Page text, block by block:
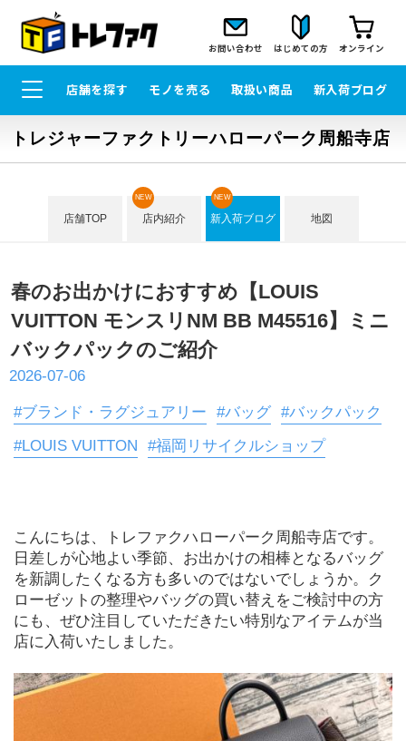
お問い合わせ はじめての方 オンライン
店舗を探す モノを売る 取扱い商品 新入荷ブログ
トレジャーファクトリーハローパーク周船寺店
店舗TOP 店内紹介
NEW
新入荷ブログ
NEW
地図
春のお出かけにおすすめ【LOUIS
VUITTON モンスリNM BB M45516】ミニ
バックパックのご紹介
2026-07-06
#ブランド・ラグジュアリー #バッグ #バックパック
#LOUIS VUITTON
#福岡リサイクルショップ
こんにちは、トレファクハローパーク周船寺店です。
日差しが心地よい季節、お出かけの相棒となるバッグ
を新調したくなる方も多いのではないでしょうか。ク
ローゼットの整理やバッグの買い替えをご検討中の方
にも、ぜひ注目していただきたい特別なアイテムが当
店に入荷いたしました。